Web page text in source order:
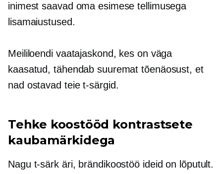
inimest saavad oma esimese tellimusega
lisamaiustused.
Meililoendi vaatajaskond, kes on väga
kaasatud, tähendab suuremat tõenäosust, et
nad ostavad teiet-särgid.
Tehke koostööd kontrastsete
kaubamärkidega
Nagu t-särkäri, brändikoostöö ideid on lõputult.